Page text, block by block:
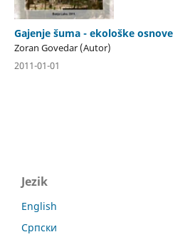
Gajenje šuma - ekološke osnove
Zoran Govedar (Autor)
2011-01-01
Jezik
English
Српски